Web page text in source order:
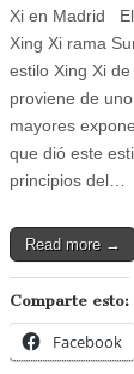
Xi en Madrid
Xing Xi rama
estilo Xing Xi
proviene de
mayores
que dió este
principios del…
Read more →
Comparte esto:
Facebook